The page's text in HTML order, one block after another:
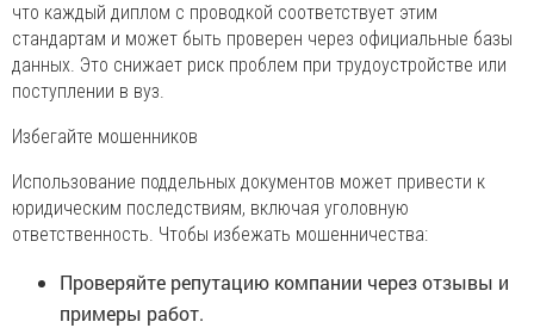
что каждый диплом с проводкой соответствует этим
стандартам и может быть проверен через официальные базы
данных. Это снижает риск проблем при трудоустройстве или
поступлении в вуз.
Избегайте мошенников
Использование поддельных документов может привести к
юридическим последствиям, включая уголовную
ответственность. Чтобы избежать мошенничества:
Проверяйте репутацию компании через отзывы и
примеры работ.